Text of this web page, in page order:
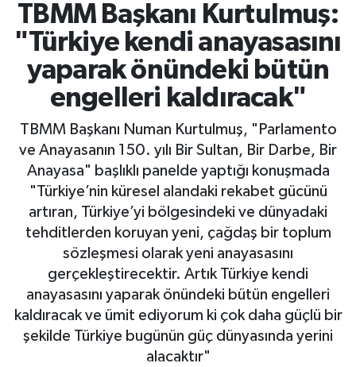
TBMM Başkanı Kurtulmuş:
"Türkiye kendi anayasasını
yaparak önündeki bütün
engelleri kaldıracak"
TBMM Başkanı Numan Kurtulmuş, "Parlamento
ve Anayasanın 150. yılı Bir Sultan, Bir Darbe, Bir
Anayasa" başlıklı panelde yaptığı konuşmada
"Türkiye’nin küresel alandaki rekabet gücünü
artıran, Türkiye’yi bölgesindeki ve dünyadaki
tehditlerden koruyan yeni, çağdaş bir toplum
sözleşmesi olarak yeni anayasasını
gerçekleştirecektir. Artık Türkiye kendi
anayasasını yaparak önündeki bütün engelleri
kaldıracak ve ümit ediyorum ki çok daha güçlü bir
şekilde Türkiye bugünün güç dünyasında yerini
alacaktır"
ENERJİ HABERİ
GAYRİMENKUL
HABER
LOJİSTİK
MAGAZİN
OTO DETAY
SAĞLIK
SON DAKİKA
Trafik Durumu
Süper Lig Puan Durumu ve Fikstür
Tüm Manşetler
Son Dakika Haberleri
Haber Arşivi